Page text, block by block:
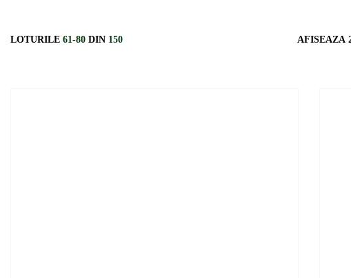
LOTURILE 61-80 DIN 150